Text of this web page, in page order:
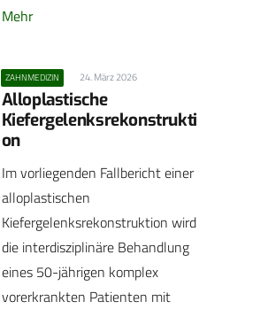
Mehr
ZAHNMEDIZIN 24. März 2026
Alloplastische
Kiefergelenksrekonstrukti
on
Im vorliegenden Fallbericht einer
alloplastischen
Kiefergelenksrekonstruktion wird
die interdisziplinäre Behandlung
eines 50-jährigen komplex
vorerkrankten Patienten mit